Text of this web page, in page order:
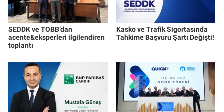
SEDDK ve TOBB’dan
acente&eksperleri ilgilendiren
toplantı
Kasko ve Trafik Sigortasında
Tahkime Başvuru Şartı Değişti!